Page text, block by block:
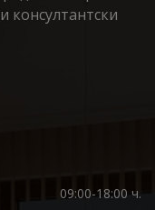
консултантски
09:00-18:00 ч.